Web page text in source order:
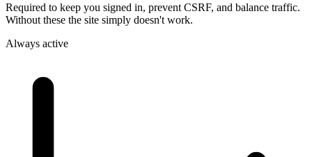
Required to keep you signed in, prevent CSRF, and balance traffic.
Without these the site simply doesn't work.
Always active